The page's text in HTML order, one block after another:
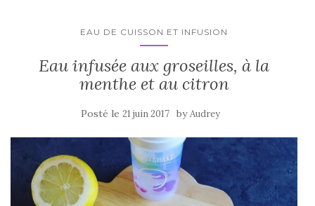
EAU DE CUISSON ET INFUSION
Eau infusée aux groseilles, à la
menthe et au citron
Posté le 21 juin 2017 byAudrey